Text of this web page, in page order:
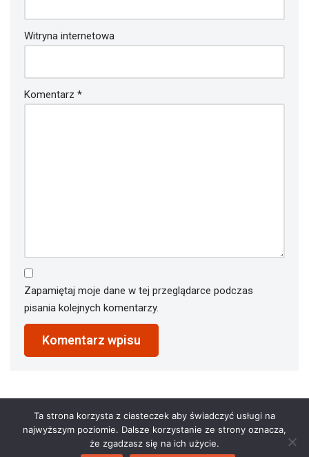
Witryna internetowa
Komentarz *
Zapamiętaj moje dane w tej przeglądarce podczas
pisania kolejnych komentarzy.
Ta strona korzysta z ciasteczek aby świadczyć usługi na
najwyższym poziomie. Dalsze korzystanie ze strony oznacza,
że zgadzasz się na ich użycie.